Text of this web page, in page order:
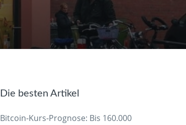
Die besten Artikel
Bitcoin-Kurs-Prognose: Bis 160.000